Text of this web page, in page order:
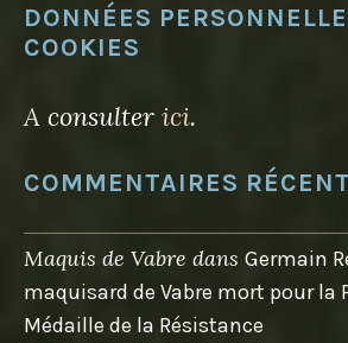
DONNÉES
COOKIES
A consulter ici.
COMMENTAIRES
Maquis de Vabre dans Germain
maquisard de Vabre mort pour la
Médaille de la Résistance